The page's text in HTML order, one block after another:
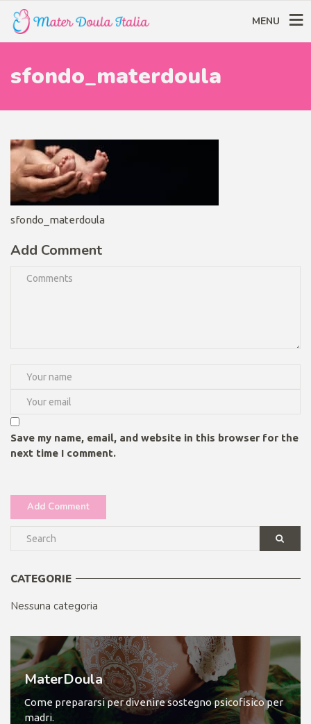
MENU
sfondo_materdoula
sfondo_materdoula
Add Comment
Save my name, email, and website in this browser for the
next time I comment.
CATEGORIE
Nessuna categoria
MaterDoula
Come prepararsi per divenire sostegno psicofisico per
madri.